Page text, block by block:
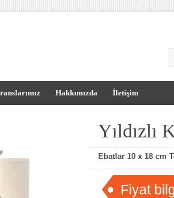
Hakkımızda İletişim
Yıldızlı
Ebatlar 10 x 18 cm
Fiyat